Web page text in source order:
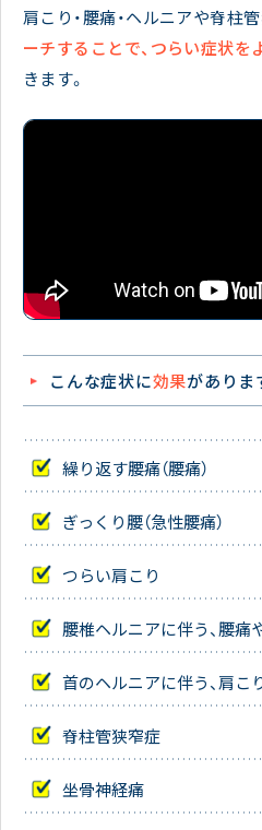
肩こり・腰痛・ヘルニアや脊柱
ーチすることで、つらい症状を
きます。
こんな症状に効果がありま
繰り返す腰痛（腰痛）
ぎっくり腰（急性腰痛）
つらい肩こり
腰椎ヘルニアに伴う、腰痛
首のヘルニアに伴う、肩こ
脊柱管狭窄症
坐骨神経痛